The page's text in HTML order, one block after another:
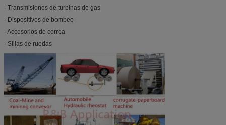
· Transmisiones de turbinas de gas
· Dispositivos de bombeo
· Accesorios de correa
· Sillas de ruedas